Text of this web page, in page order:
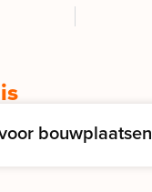
bouwplaatsen